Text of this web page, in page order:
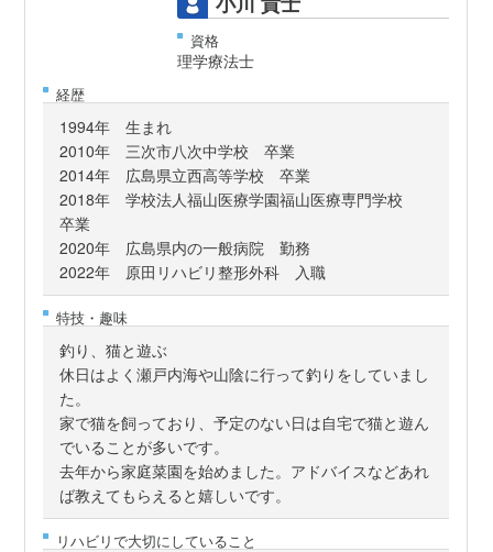
資格
理学療法士
経歴
1994年 生まれ
2010年 三次市八次中学校 卒業
2014年 広島県立西高等学校 卒業
2018年 学校法人福山医療学園福山医療専門学校
卒業
2020年 広島県内の一般病院 勤務
2022年 原田リハビリ整形外科 入職
特技・趣味
釣り、猫と遊ぶ
休日はよく瀬戸内海や山陰に行って釣りをしていまし
た。
家で猫を飼っており、予定のない日は自宅で猫と遊ん
でいることが多いです。
去年から家庭菜園を始めました。アドバイスなどあれ
ば教えてもらえると嬉しいです。
リハビリで大切にしていること